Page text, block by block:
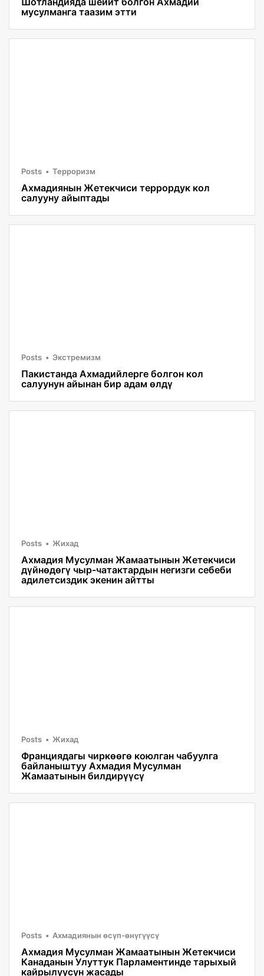
мусулманга таазим этти
Posts Терроризм
Ахмадиянын Жетекчиси террордук кол
салууну айыптады
Posts Экстремизм
Пакистанда Ахмадийлерге болгон кол
салуунун айынан бир адам өлдү
Posts Жихад
Ахмадия Мусулман Жамаатынын Жетекчиси
дүйнөдөгү чыр-чатактардын негизги себеби
адилетсиздик экенин айтты
Posts Жихад
Франциядагы чиркөөгө коюлган чабуулга
байланыштуу Ахмадия Мусулман
Жамаатынын билдирүүсү
Posts Ахмадиянын өсүп-өнүгүүсү
Ахмадия Мусулман Жамаатынын Жетекчиси
Канаданын Улуттук Парламентинде тарыхый
кайрылуусун жасады